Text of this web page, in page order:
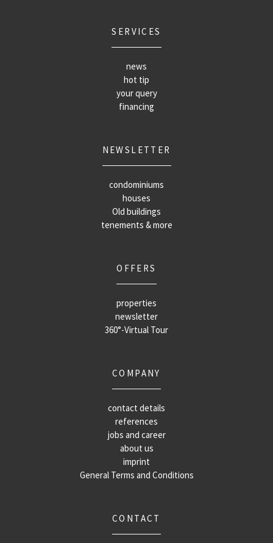
SERVICES
news
hot tip
your query
financing
NEWSLETTER
condominiums
houses
Old buildings
tenements & more
OFFERS
properties
newsletter
360°-Virtual Tour
COMPANY
contact details
references
jobs and career
about us
imprint
General Terms and Conditions
CONTACT